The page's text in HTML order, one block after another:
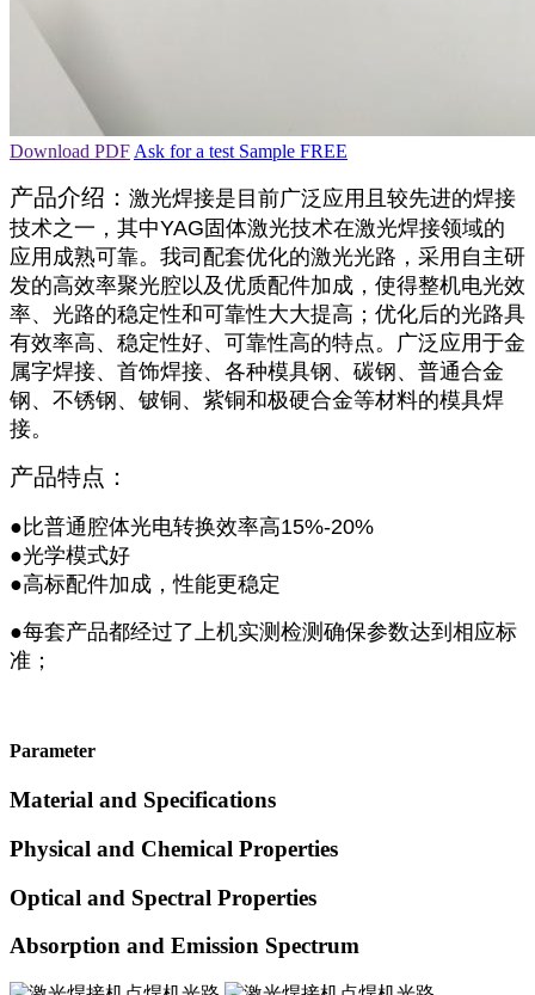
Download PDF Ask for a test Sample FREE
产品介绍： 激光焊接是目前广泛应用且较先进的焊接
技术之一，其中YAG固体激光技术在激光焊接领域的
应用成熟可靠。我司配套优化的激光光路，采用自主研
发的高效率聚光腔以及优质配件加成，使得整机电光效
率、光路的稳定性和可靠性大大提高；优化后的光路具
有效率高、稳定性好、可靠性高的特点。广泛应用于金
属字焊接、首饰焊接、各种模具钢、碳钢、普通合金
钢、不锈钢、铍铜、紫铜和极硬合金等材料的模具焊
接。
产品特点：
●比普通腔体光电转换效率高15%-20%
●光学模式好
●高标配件加成，性能更稳定
●每套产品都经过了上机实测检测确保参数达到相应标
准；
Parameter
Material and Specifications
Physical and Chemical Properties
Optical and Spectral Properties
Absorption and Emission Spectrum